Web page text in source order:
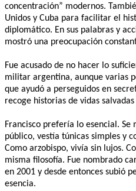
concentración” modernos.
Unidos y Cuba para facilitar el
diplomático. En sus palabras y
mostró una preocupación
Fue acusado de no hacer lo
militar argentina, aunque varias
que ayudó a perseguidos en
recoge historias de vidas
Francisco prefería lo esencial. Se
público, vestía túnicas simples y
Como arzobispo, vivía sin lujos.
misma filosofía. Fue nombrado
en 2001 y desde entonces subió
esencia.